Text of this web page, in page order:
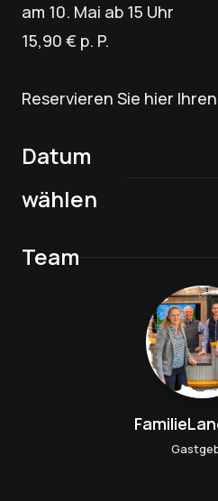
am 10. Mai ab 15 Uhr
15,90 € p. P.
Reservieren Sie hier
Datum
wählen
Team